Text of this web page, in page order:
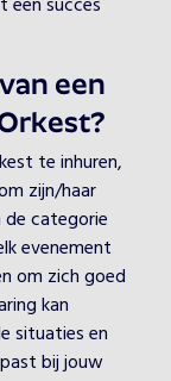
een
te inhuren,
zijn/haar
categorie
evenement
om zich goed
kan
situaties en
bij jouw